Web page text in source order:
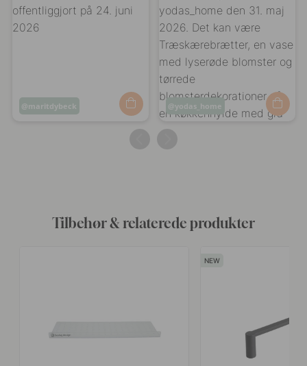
Opslag
maritdybeck
Opslag
yodas_home
Tilbehør & relaterede produkter